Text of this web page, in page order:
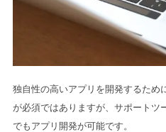
独自性の高いアプリを開発するため
が必須ではありますが、サポートツ
でもアプリ開発が可能です。